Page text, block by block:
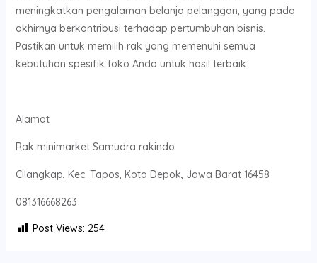
meningkatkan pengalaman belanja pelanggan, yang pada
akhirnya berkontribusi terhadap pertumbuhan bisnis.
Pastikan untuk memilih rak yang memenuhi semua
kebutuhan spesifik toko Anda untuk hasil terbaik.
Alamat
Rak minimarket Samudra rakindo
Cilangkap, Kec. Tapos, Kota Depok, Jawa Barat 16458
081316668263
Post Views: 254